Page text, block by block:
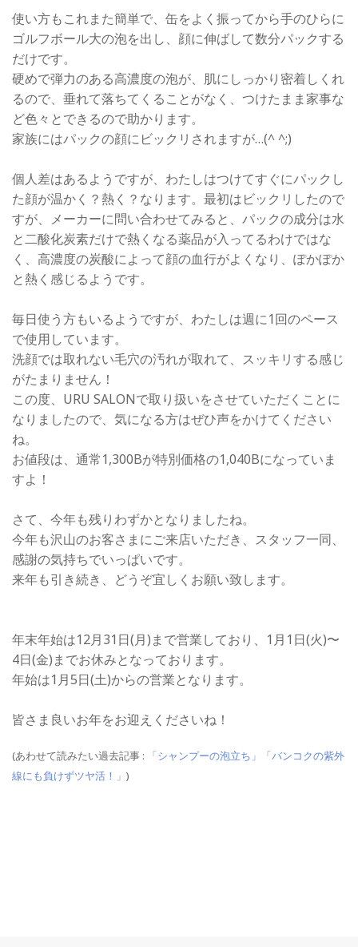
使い方もこれまた簡単で、缶をよく振ってから手のひらに
ゴルフボール大の泡を出し、顔に伸ばして数分パックする
だけです。
硬めで弾力のある高濃度の泡が、肌にしっかり密着しくれ
るので、垂れて落ちてくることがなく、つけたまま家事な
ど色々とできるので助かります。
家族にはパックの顔にビックリされますが…(^ ^;)
個人差はあるようですが、わたしはつけてすぐにパックし
た顔が温かく？熱く？なります。最初はビックリしたので
すが、メーカーに問い合わせてみると、パックの成分は水
と二酸化炭素だけで熱くなる薬品が入ってるわけではな
く、高濃度の炭酸によって顔の血行がよくなり、ぽかぽか
と熱く感じるようです。
毎日使う方もいるようですが、わたしは週に1回のペース
で使用しています。
洗顔では取れない毛穴の汚れが取れて、スッキリする感じ
がたまりません！
この度、URU SALONで取り扱いをさせていただくことに
なりましたので、気になる方はぜひ声をかけてください
ね。
お値段は、通常1,300Bが特別価格の1,040Bになっていま
すよ！
さて、今年も残りわずかとなりましたね。
今年も沢山のお客さまにご来店いただき、スタッフ一同、
感謝の気持ちでいっぱいです。
来年も引き続き、どうぞ宜しくお願い致します。
年末年始は12月31日(月)まで営業しており、1月1日(火)〜
4日(金)までお休みとなっております。
年始は1月5日(土)からの営業となります。
皆さま良いお年をお迎えくださいね！
(あわせて読みたい過去記事 : 「シャンプーの泡立ち」
「バンコクの紫外
線にも負けずツヤ活！」 )